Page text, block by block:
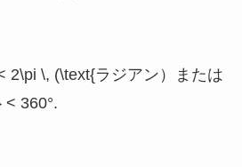
2\pi \, (\text{ラジアン）または
360°.